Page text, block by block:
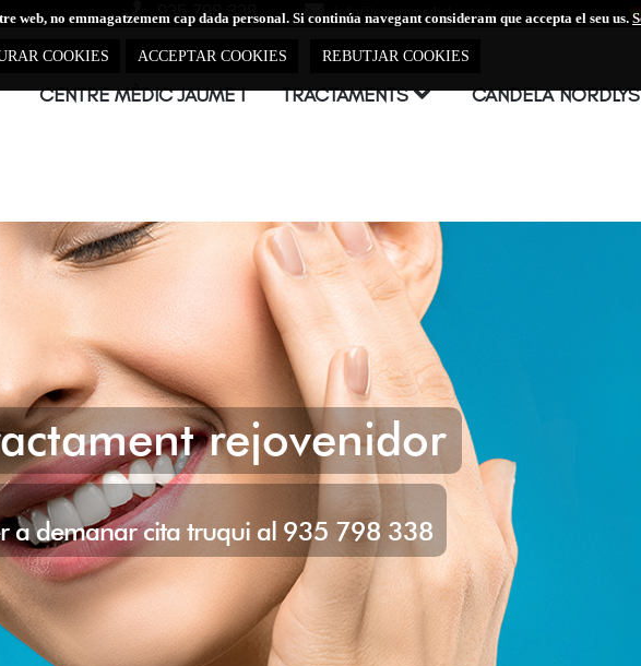
no emmagatzemem cap dada personal. Si continúa navegant consideram que accepta el seu us.
COOKIES ACCEPTAR COOKIES REBUTJAR COOKIES
935 798 338 info@centremedicjaumei.com
CENTRE MÈDIC JAUME I TRACTAMENTS CANDELA NORDLYS
rejovenidor
a demanar cita truqui al 935 798 338